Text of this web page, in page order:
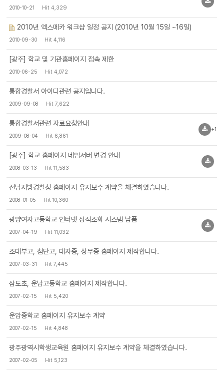
2010-10-21 Hit 4,329
2010년 엑스메카 워크샵 일정 공지 (2010년 10월 15일 ~16일)
2010-09-30 Hit 4,116
[광주] 학교 및 기관홈페이지 접속 제한
2010-06-25 Hit 4,072
통합경찰서 아이디관련 공지입니다.
2009-09-08 Hit 7,622
통합경찰서관련 자료요청안내
2009-08-04 Hit 6,861
+1
[광주] 학교 홈페이지 네임서버 변경 안내
2008-03-13 Hit 11,583
전남지방경찰청 홈페이지 유지보수 계약을 체결하였습니다.
2008-01-05 Hit 10,360
광양여자고등학교 인터넷 성적조회 시스템 납품
2007-04-19 Hit 11,032
조대부고, 첨단고, 대자중, 상무중 홈페이지 제작합니다.
2007-03-31 Hit 7,445
삼도초, 운남고등학교 홈페이지 제작합니다.
2007-02-15 Hit 5,420
운암중학교 홈페이지 유지보수 계약
2007-02-15 Hit 4,848
광주광역시학생교육원 홈페이지 유지보수 계약을 체결하였습니다.
2007-02-05 Hit 5,123